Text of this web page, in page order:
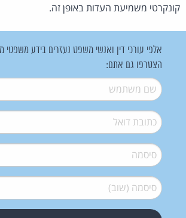
קונקרטי משמיעת העדות באופן זה.
אלפי עורכי דין ואנשי משפט נעזרים בידע משפטי
הצטרפו גם אתם:
שם משתמש*
דואל*
סיסמה*
סיסמה (שוב)*